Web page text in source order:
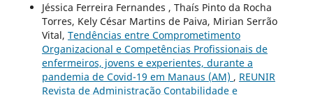
Jéssica Ferreira Fernandes , Thaís Pinto da Rocha
Torres, Kely César Martins de Paiva, Mirian Serrão
Vital, Tendências entre Comprometimento
Organizacional e Competências Profissionais de
enfermeiros, jovens e experientes, durante a
pandemia de Covid-19 em Manaus (AM) , REUNIR
Revista de Administração Contabilidade e